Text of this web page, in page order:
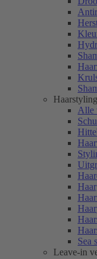
Haarstyling
Alle
Sea
Leave-in